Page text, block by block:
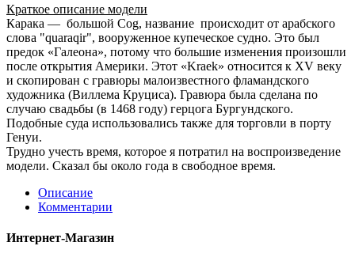
Краткое описание модели
Карака — большой Cog, название происходит от арабского
слова "quaraqir", вооруженное купеческое судно. Это был
предок «Галеона», потому что большие изменения произошли
после открытия Америки. Этот «Kraek» относится к XV веку
и скопирован с гравюры малоизвестного фламандского
художника (Виллема Круциса). Гравюра была сделана по
случаю свадьбы (в 1468 году) герцога Бургундского.
Подобные суда использовались также для торговли в порту
Генуи.
Трудно учесть время, которое я потратил на воспроизведение
модели. Сказал бы около года в свободное время.
Описание
Комментарии
Интернет-Магазин